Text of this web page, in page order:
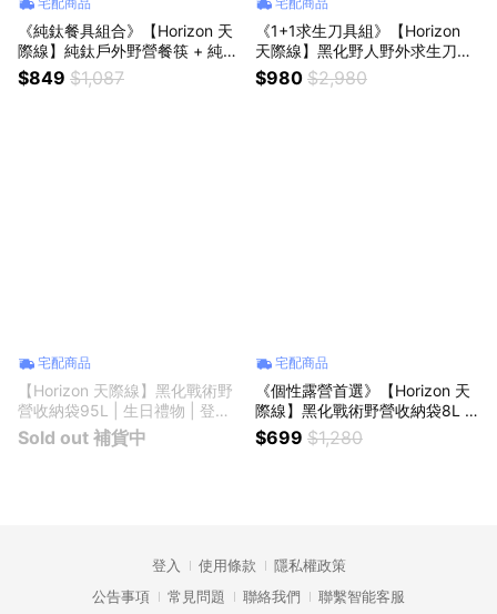
《純鈦餐具組合》【Horizon 天
際線】純鈦戶外野營餐筷 + 純鈦
戶外野營刀叉匙三件組｜生日禮
物 | 登山露營 | 健行野餐 | 百岳
$849 $1,087
《1+1求生刀具組》【Horizon
天際線】黑化野人野外求生刀斧
工具組｜生日禮物 | 登山露營 |
健行野餐 | 百岳登山 | 戶外郊遊
$980 $2,980
宅配商品
【Horizon 天際線】黑化戰術野
營收納袋95L | 生日禮物 | 登山
露營 | 收納包 | 裝備袋 | 整理袋 |
後車箱收納
Sold out 補貨中
宅配商品
《個性露營首選》【Horizon 天
際線】黑化戰術野營收納袋8L |
生日禮物 | 登山露營 | 健行野餐
| 收納袋 | 露營收納包 | 露營裝
$699 $1,280
登入 使用條款
隱私權政策
公告事項
常見問題 聯絡我們 聯繫智能客服